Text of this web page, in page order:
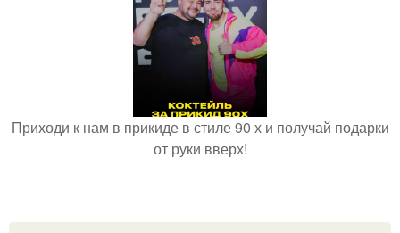
Приходи к нам в прикиде в стиле 90 х и получай подарки
от руки вверх!